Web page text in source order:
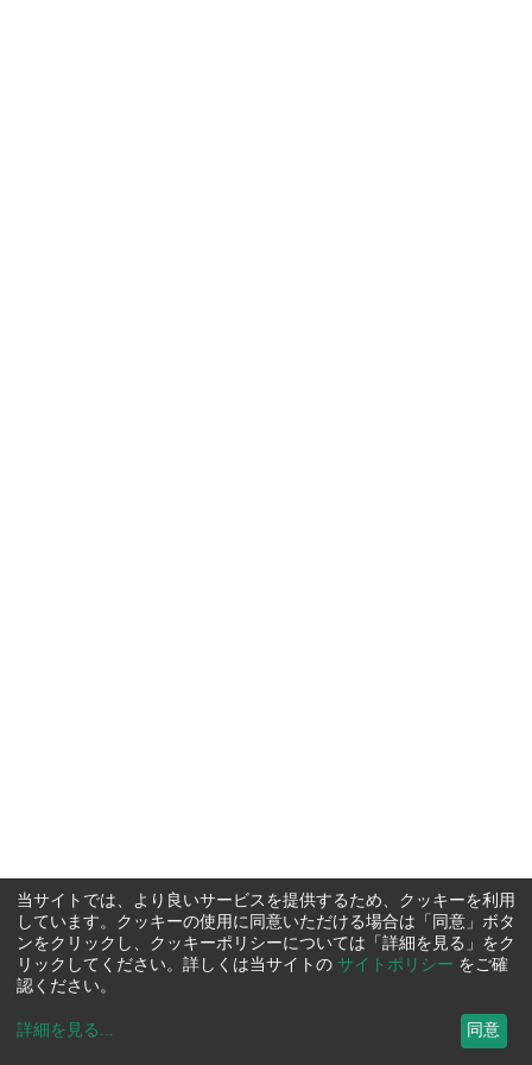
当サイトでは、より良いサービスを提供するため、クッキーを利用
しています。クッキーの使用に同意いただける場合は「同意」ボタ
ンをクリックし、クッキーポリシーについては「詳細を見る」をク
リックしてください。詳しくは当サイトの サイトポリシー をご確
認ください。
詳細を見る ... 同意